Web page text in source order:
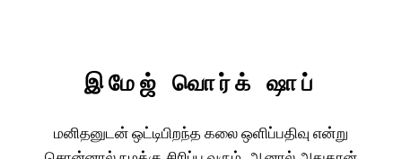
இமேஜ் வொர்க் ஷாப்
மனிதனுடன் ஒட்டிபிறந்த கலை ஒளிப்பதிவு என்று